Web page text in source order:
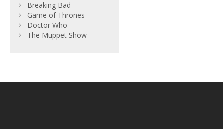
Breaking Bad
Game of Thrones
Doctor Who
The Muppet Show